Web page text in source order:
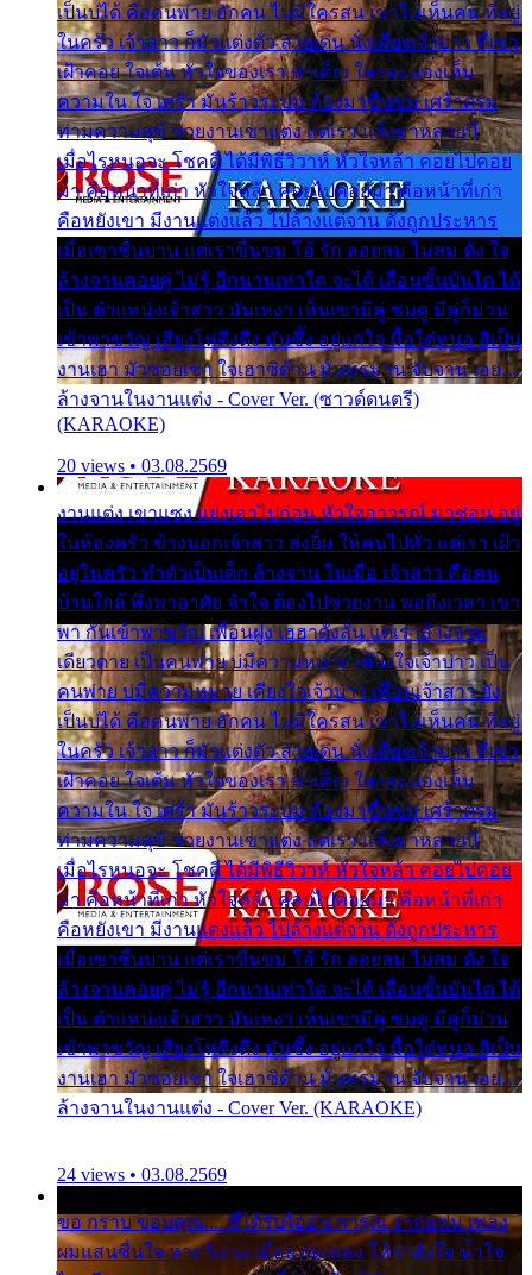
เป็นบ่ได้ คือคนพ่าย ฮักคน ไม่มีใครสน เขาไม่เห็นคน ที่อยู่
ในครัว เจ้าสาว ก็มัวแต่งตัว สวยเด่น นั่งเคียงเจ้าบ่าว ที่เขา
เฝ้าคอย ใจเต้น หัวใจของเรา ลำเค็ญ ใครจะมองเห็น
ความใน ใจ เศร้า มันร้าวระบม ต้องมาขื่นขม เศร้าตรม
ท่ามความสุขี ช่วยงานเขาแต่ง แต่เรา แล้งมาหลายปี
เมื่อไรหนอจะ โชคดี ได้มีพิธีวิวาห์ หัวใจหล้า คอยไปคอย
มา คือหน้าที่เก่า หัวใจหล้า คอยไปคอยมา คือหน้าที่เก่า
คือหยังเขา มีงานแต่งแล้ว ไปล้างแต่จาน ดั่งถูกประหาร
เมื่อเขาชื่นบาน แต่เราขื่นขม โอ้ รัก ลอยลม ไม่สม ดัง ใจ
ล้างจานคอยคู่ ไม่รู้ อีกนานเท่าใด จะได้ เลื่อนขั้นบันได ได้
เป็น ตำแหน่งเจ้าสาว มันเหงา เห็นเขามีคู่ ซมดู มีคู่ก็ม่วน
เข้าพาขวัญ เสียงโห่ตึงตึง มันซึ้ง อยู่แก่ใจ มื้อใด๋หนอ สิเป็น
งานเฮา มัวซอยเขา ใจเฮาซิด้าน มันทรมาน จับจาน เอย…
ล้างจานในงานแต่ง - Cover Ver. (ซาวด์ดนตรี)
(KARAOKE)
20 views • 03.08.2569
งานแต่ง เขาแซง แย่งเอาไปก่อน หัวใจอาวรณ์ มาซ่อน อยู่
ในห้องครัว ข้างนอกเจ้าสาว ส่งยิ้ม ให้คนไปทั่ว แต่เรา เฝ้า
อยู่ในครัว ทำตัวเป็นเด็ก ล้างจาน ในเมื่อ เจ้าสาว คือคน
บ้านใกล้ พึ่งพาอาศัย จำใจ ต้องไปช่วยงาน พอถึงเวลา เขา
พา กันเข้าพาขวัญ เพื่อนฝูง เฮฮาดังลั่น แต่เราล้างจาน
เดียวดาย เป็นคนพ่าย บ่มีความหมาย เคียงใจเจ้าบ่าว เป็น
คนพ่าย บ่มีความหมาย เคียงใจเจ้าบ่าว เพื่อนเจ้าสาว ยัง
เป็นบ่ได้ คือคนพ่าย ฮักคน ไม่มีใครสน เขาไม่เห็นคน ที่อยู่
ในครัว เจ้าสาว ก็มัวแต่งตัว สวยเด่น นั่งเคียงเจ้าบ่าว ที่เขา
เฝ้าคอย ใจเต้น หัวใจของเรา ลำเค็ญ ใครจะมองเห็น
ความใน ใจ เศร้า มันร้าวระบม ต้องมาขื่นขม เศร้าตรม
ท่ามความสุขี ช่วยงานเขาแต่ง แต่เรา แล้งมาหลายปี
เมื่อไรหนอจะ โชคดี ได้มีพิธีวิวาห์ หัวใจหล้า คอยไปคอย
มา คือหน้าที่เก่า หัวใจหล้า คอยไปคอยมา คือหน้าที่เก่า
คือหยังเขา มีงานแต่งแล้ว ไปล้างแต่จาน ดั่งถูกประหาร
เมื่อเขาชื่นบาน แต่เราขื่นขม โอ้ รัก ลอยลม ไม่สม ดัง ใจ
ล้างจานคอยคู่ ไม่รู้ อีกนานเท่าใด จะได้ เลื่อนขั้นบันได ได้
เป็น ตำแหน่งเจ้าสาว มันเหงา เห็นเขามีคู่ ซมดู มีคู่ก็ม่วน
เข้าพาขวัญ เสียงโห่ตึงตึง มันซึ้ง อยู่แก่ใจ มื้อใด๋หนอ สิเป็น
งานเฮา มัวซอยเขา ใจเฮาซิด้าน มันทรมาน จับจาน เอย…
ล้างจานในงานแต่ง - Cover Ver. (KARAOKE)
24 views • 03.08.2569
ขอ กราบ ขอบคุณ.... ที่ได้รับไออุ่น การุณ จากแฟน เพลง
ผมแสนชื่นใจ หายวังเวง เมื่อแฟนเพลง ให้กำลังใจ น้ำใจ